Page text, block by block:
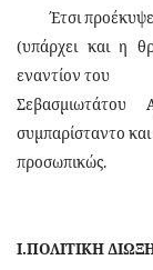
Έτσι
(υπάρχει και η
εναντίον του
συμπαρίσταντο
προσωπικώς.
Ι.ΠΟΛΙΤΙΚΗ